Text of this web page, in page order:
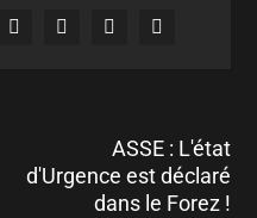
ASSE : L'état
d'Urgence est déclaré
dans le Forez !